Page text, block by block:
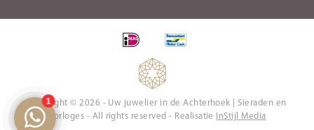
Copyright © 2026 - Uw juwelier in de Achterhoek | Sieraden en
Horloges - All rights reserved - Realisatie
InStijl Media